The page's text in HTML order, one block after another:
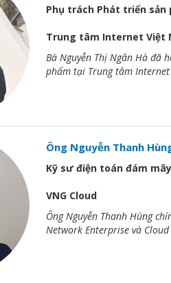
Phụ trách Phát triển sản
Trung tâm Internet Việt
Bà Nguyễn Thị Ngân Hà đã
phẩm tại Trung tâm Internet
Ông Nguyễn Thanh
Kỹ sư điện toán đám mây
VNG Cloud
Ông Nguyễn Thanh Hùng
Network Enterprise và